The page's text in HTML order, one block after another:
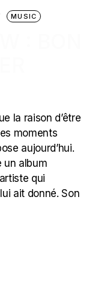
MUSIC
la raison d’être
moments
aujourd’hui.
un album
qui
ait donné. Son